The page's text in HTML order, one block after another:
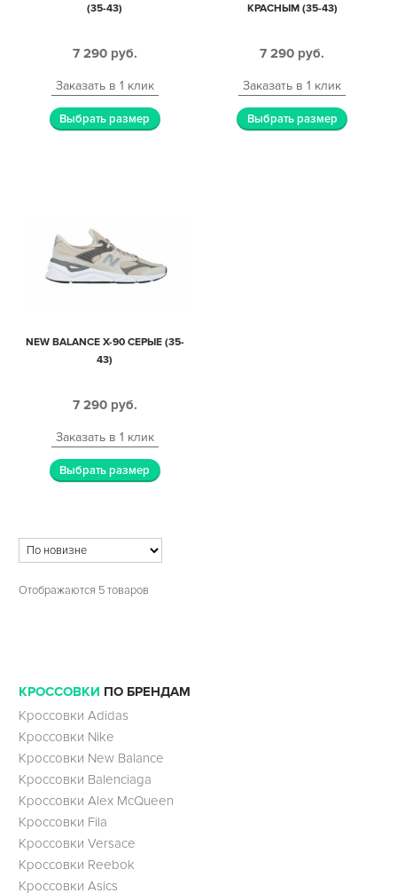
(35-43)
7 290 руб.
Заказать в 1 клик
Выбрать размер
КРАСНЫМ (35-43)
7 290 руб.
Заказать в 1 клик
Выбрать размер
NEW BALANCE X-90 СЕРЫЕ (35-
43)
7 290 руб.
Заказать в 1 клик
Выбрать размер
Отображаются 5 товаров
КРОССОВКИ ПО БРЕНДАМ
Кроссовки Adidas
Кроссовки Nike
Кроссовки New Balance
Кроссовки Balenciaga
Кроссовки Alex McQueen
Кроссовки Fila
Кроссовки Versace
Кроссовки Reebok
Кроссовки Asics